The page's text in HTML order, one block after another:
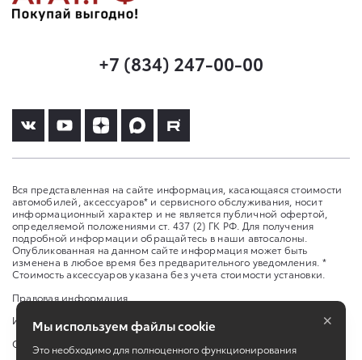
+7 (834) 247-00-00
Вся представленная на сайте информация, касающаяся стоимости
автомобилей, аксессуаров* и сервисного обслуживания, носит
информационный характер и не является публичной офертой,
определяемой положениями ст. 437 (2) ГК РФ. Для получения
подробной информации обращайтесь в наши автосалоны.
Опубликованная на данном сайте информация может быть
изменена в любое время без предварительного уведомления. *
Стоимость аксессуаров указана без учета стоимости установки.
Правовая информация
Изменить настройку cookies
Сбросить cookie
Мы используем файлы cookie
Это необходимо для полноценного функционирования
×